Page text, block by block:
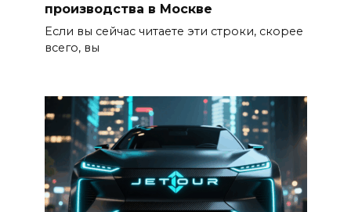
производства в Москве
Если вы сейчас читаете эти строки, скорее
всего, вы